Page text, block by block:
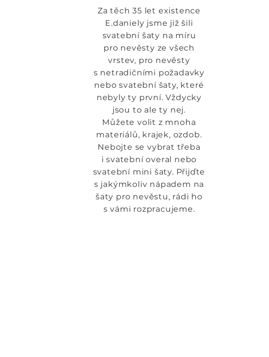
Za těch 35 let existence
E.daniely jsme již šili
svatební šaty na míru
pro nevěsty ze všech
vrstev, pro nevěsty
s netradičními požadavky
nebo svatební šaty, které
nebyly ty první. Vždycky
jsou to ale ty nej.
Můžete volit z mnoha
materiálů, krajek, ozdob.
Nebojte se vybrat třeba
i svatební overal nebo
svatební mini šaty. Přijďte
s jakýmkoliv nápadem na
šaty pro nevěstu, rádi ho
s vámi rozpracujeme.